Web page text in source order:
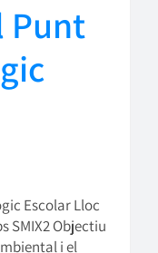
Punt
Escolar Lloc
SMIX2 Objectiu
i el